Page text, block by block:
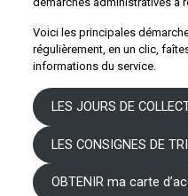
Voici les principales
régulièrement, en un clic,
informations du service.
LES JOURS DE
LES CONSIGNES DE TRI
OBTENIR ma carte